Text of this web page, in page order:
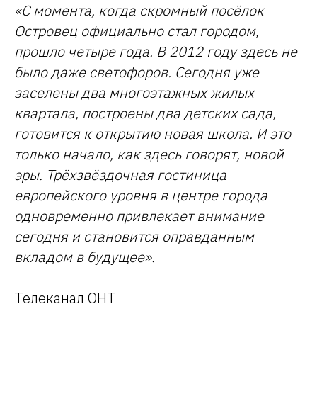
«С момента, когда скромный посёлок
Островец официально стал городом,
прошло четыре года. В 2012 году здесь не
было даже светофоров. Сегодня уже
заселены два многоэтажных жилых
квартала, построены два детских сада,
готовится к открытию новая школа. И это
только начало, как здесь говорят, новой
эры. Трёхзвёздочная гостиница
европейского уровня в центре города
одновременно привлекает внимание
сегодня и становится оправданным
вкладом в будущее».
Телеканал ОНТ